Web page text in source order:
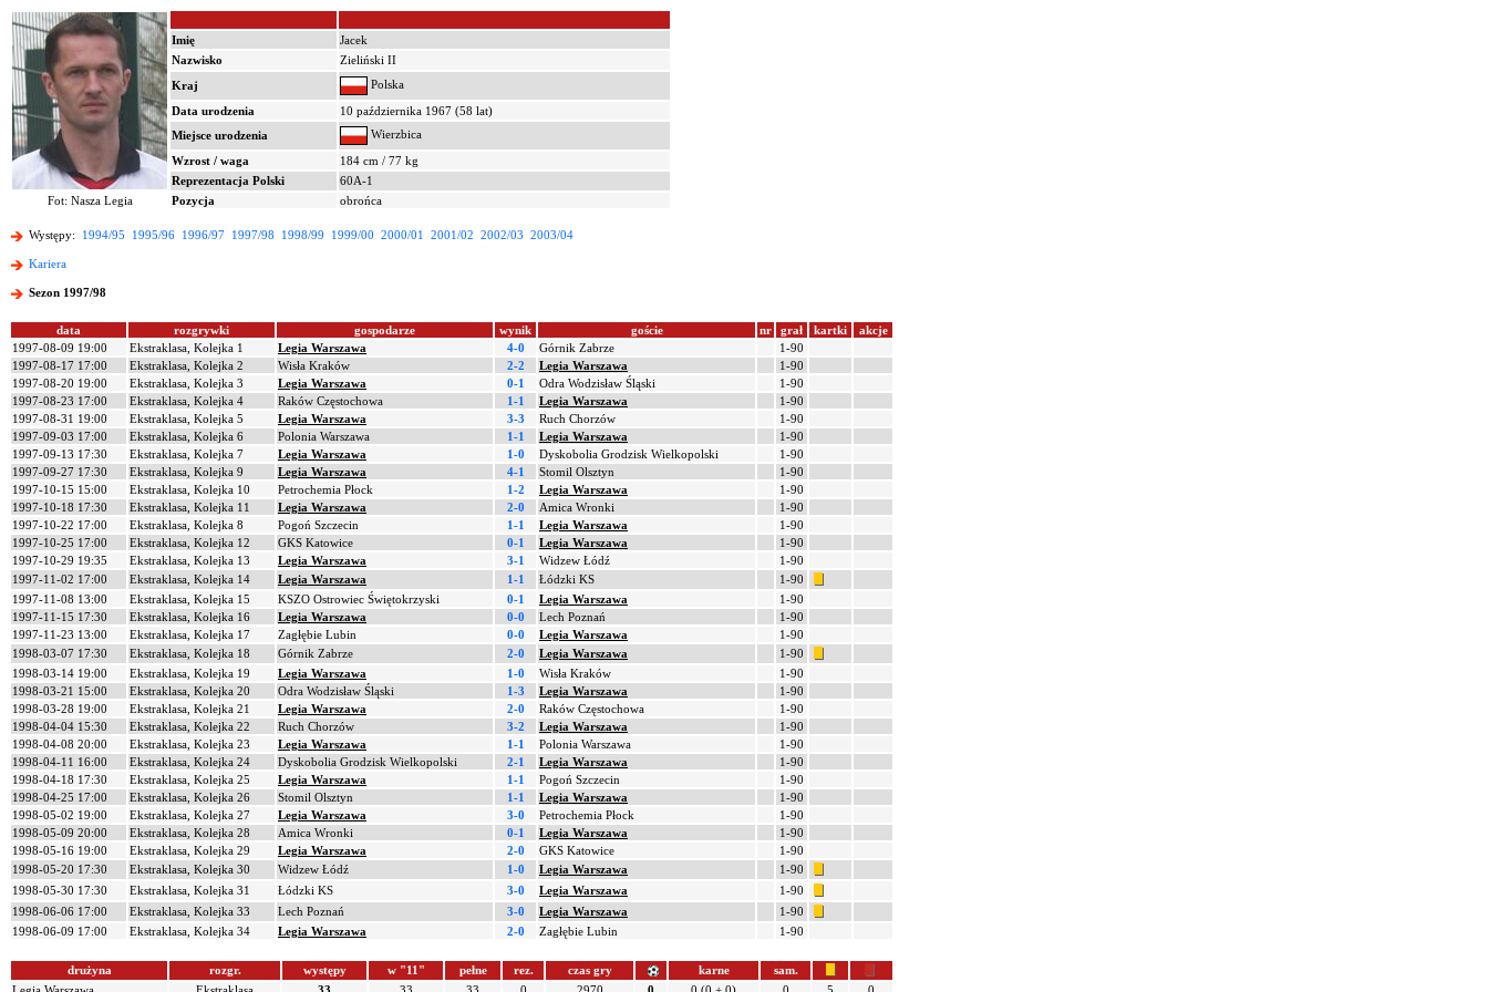
Imię
Jacek
Nazwisko
Zieliński II
Kraj
Polska
Data urodzenia
10 października 1967 (58 lat)
Miejsce urodzenia
Wierzbica
Wzrost / waga
184 cm / 77 kg
Reprezentacja Polski
60A-1
Fot: Nasza Legia
Pozycja obrońca
Występy: 1994/95 1995/96 1996/97 1997/98 1998/99 1999/00 2000/01 2001/02 2002/03 2003/04
Kariera
Sezon 1997/98
data rozgrywki gospodarze wynik goście nr grał kartki
akcje
1997-08-09 19:00
Ekstraklasa, Kolejka 1 Legia Warszawa 4-0 Górnik Zabrze
1-90
1997-08-17 17:00
Ekstraklasa, Kolejka 2 Wisła Kraków 2-2 Legia Warszawa
1-90
1997-08-20 19:00
Ekstraklasa, Kolejka 3 Legia Warszawa 0-1 Odra Wodzisław Śląski
1-90
1997-08-23 17:00
Ekstraklasa, Kolejka 4 Raków Częstochowa 1-1 Legia Warszawa
1-90
1997-08-31 19:00
Ekstraklasa, Kolejka 5 Legia Warszawa 3-3 Ruch Chorzów
1-90
1997-09-03 17:00
Ekstraklasa, Kolejka 6 Polonia Warszawa 1-1 Legia Warszawa
1-90
1997-09-13 17:30
Ekstraklasa, Kolejka 7 Legia Warszawa 1-0 Dyskobolia Grodzisk Wielkopolski
1-90
1997-09-27 17:30
Ekstraklasa, Kolejka 9 Legia Warszawa 4-1 Stomil Olsztyn
1-90
1997-10-15 15:00
Ekstraklasa, Kolejka 10 Petrochemia Płock 1-2 Legia Warszawa
1-90
1997-10-18 17:30
Ekstraklasa, Kolejka 11 Legia Warszawa 2-0 Amica Wronki
1-90
1997-10-22 17:00
Ekstraklasa, Kolejka 8 Pogoń Szczecin 1-1 Legia Warszawa
1-90
1997-10-25 17:00
Ekstraklasa, Kolejka 12 GKS Katowice 0-1 Legia Warszawa
1-90
1997-10-29 19:35
Ekstraklasa, Kolejka 13 Legia Warszawa 3-1 Widzew Łódź
1-90
1997-11-02 17:00
Ekstraklasa, Kolejka 14 Legia Warszawa 1-1 Łódzki KS
1-90
1997-11-08 13:00
Ekstraklasa, Kolejka 15 KSZO Ostrowiec Świętokrzyski 0-1 Legia Warszawa
1-90
1997-11-15 17:30
Ekstraklasa, Kolejka 16 Legia Warszawa 0-0 Lech Poznań
1-90
1997-11-23 13:00
Ekstraklasa, Kolejka 17 Zagłębie Lubin 0-0 Legia Warszawa
1-90
1998-03-07 17:30
Ekstraklasa, Kolejka 18 Górnik Zabrze 2-0 Legia Warszawa
1-90
1998-03-14 19:00
Ekstraklasa, Kolejka 19 Legia Warszawa 1-0 Wisła Kraków
1-90
1998-03-21 15:00
Ekstraklasa, Kolejka 20 Odra Wodzisław Śląski 1-3 Legia Warszawa
1-90
1998-03-28 19:00
Ekstraklasa, Kolejka 21 Legia Warszawa 2-0 Raków Częstochowa
1-90
1998-04-04 15:30
Ekstraklasa, Kolejka 22 Ruch Chorzów 3-2 Legia Warszawa
1-90
1998-04-08 20:00
Ekstraklasa, Kolejka 23 Legia Warszawa 1-1 Polonia Warszawa
1-90
1998-04-11 16:00
Ekstraklasa, Kolejka 24 Dyskobolia Grodzisk Wielkopolski 2-1 Legia Warszawa
1-90
1998-04-18 17:30
Ekstraklasa, Kolejka 25 Legia Warszawa 1-1 Pogoń Szczecin
1-90
1998-04-25 17:00
Ekstraklasa, Kolejka 26 Stomil Olsztyn 1-1 Legia Warszawa
1-90
1998-05-02 19:00
Ekstraklasa, Kolejka 27 Legia Warszawa 3-0 Petrochemia Płock
1-90
1998-05-09 20:00
Ekstraklasa, Kolejka 28 Amica Wronki 0-1 Legia Warszawa
1-90
1998-05-16 19:00
Ekstraklasa, Kolejka 29 Legia Warszawa 2-0 GKS Katowice
1-90
1998-05-20 17:30
Ekstraklasa, Kolejka 30 Widzew Łódź 1-0 Legia Warszawa
1-90
1998-05-30 17:30
Ekstraklasa, Kolejka 31 Łódzki KS 3-0 Legia Warszawa
1-90
1998-06-06 17:00
Ekstraklasa, Kolejka 33 Lech Poznań 3-0 Legia Warszawa
1-90
1998-06-09 17:00
Ekstraklasa, Kolejka 34 Legia Warszawa 2-0 Zagłębie Lubin 1-90
drużyna rozgr. występy w "11" pełne rez. czas gry karne
sam.